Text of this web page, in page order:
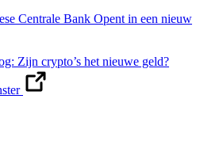
Centrale Bank Opent in een nieuw
Zijn crypto’s het nieuwe geld?